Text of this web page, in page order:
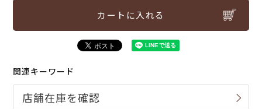
カートに入れる
関連キーワード